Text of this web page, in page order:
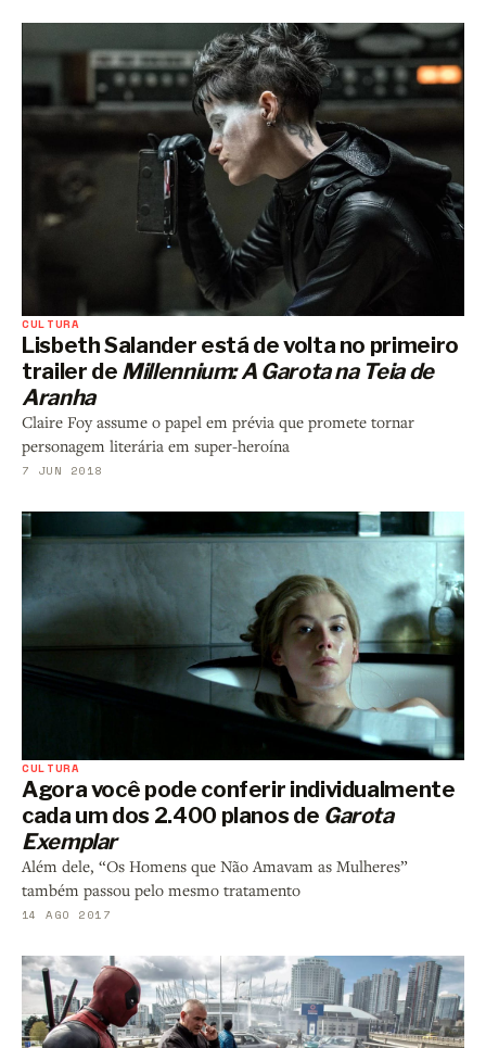
CULTURA
Lisbeth Salander está de volta no primeiro
trailer de Millennium: A Garota na Teia de
Aranha
Claire Foy assume o papel em prévia que promete tornar
personagem literária em super-heroína
7 JUN 2018
CULTURA
Agora você pode conferir individualmente
cada um dos 2.400 planos de Garota
Exemplar
Além dele, “Os Homens que Não Amavam as Mulheres”
também passou pelo mesmo tratamento
14 AGO 2017